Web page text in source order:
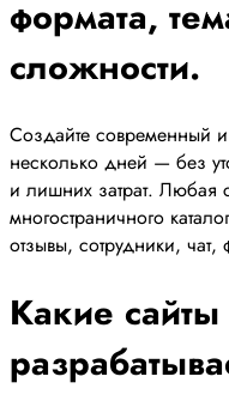
формата,
сложности.
Создайте современный
несколько дней — без
и лишних затрат. Любая
многостраничного
отзывы, сотрудники,
Какие